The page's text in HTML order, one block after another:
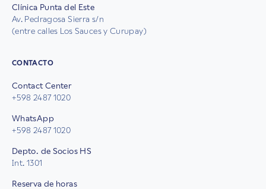
Clínica Punta del Este
Av. Pedragosa Sierra s/n
(entre calles Los Sauces y Curupay)
CONTACTO
Contact Center
+598 2487 1020
WhatsApp
+598 2487 1020
Depto. de Socios HS
Int. 1301
Reserva de horas